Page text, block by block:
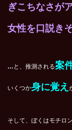
ぎこちなさが
女性を口説き
… と、推測される案
いくつか身に覚え
そして、ぼくはモチロ